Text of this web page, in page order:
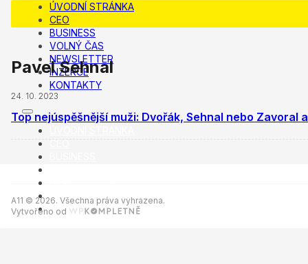
ÚVODNÍ STRÁNKA
CEO
BUSINESS
VOLNÝ ČAS
NEWSLETTER
INZERCE
KONTAKTY
CEO
INZERCE
KONTAKTY
Pavel Sehnal
24. 10. 2023
Top nejúspěšnější muži: Dvořák, Sehnal nebo Zavoral
A11 © 2026. Všechna práva vyhrazena.
Vytvořeno od